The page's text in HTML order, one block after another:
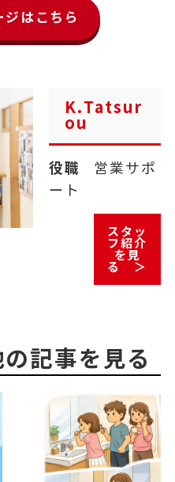
はこちら
K.Tatsur
ou
役職
営業サポ
ート
スタッ
フ紹介
を見
る ＞
記事を見る